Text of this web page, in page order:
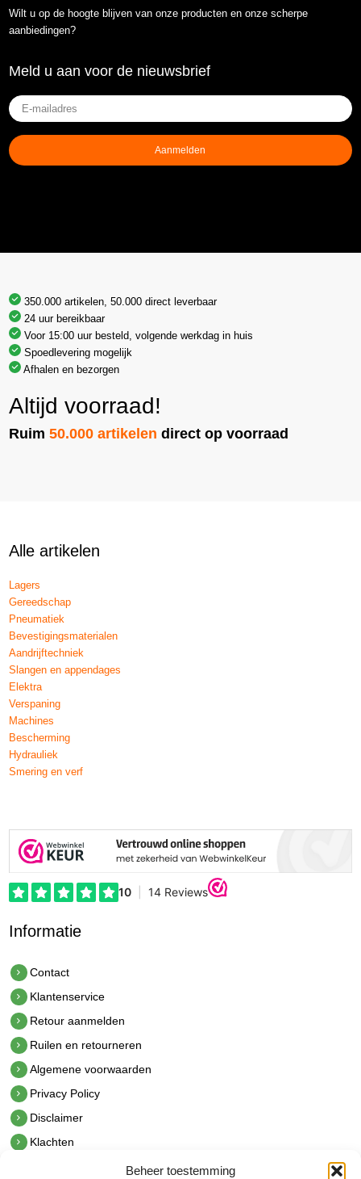
Beheer toestemming
Wilt u op de hoogte blijven van onze producten en onze scherpe
aanbiedingen?
Meld u aan voor de nieuwsbrief
E-
mailadres(Vereist)
Aanmelden
350.000 artikelen, 50.000 direct leverbaar
24 uur bereikbaar
Voor 15:00 uur besteld, volgende werkdag in huis
Spoedlevering mogelijk
Afhalen en bezorgen
Altijd voorraad!
Ruim50.000 artikelen direct op voorraad
Alle artikelen
Lagers
Gereedschap
Pneumatiek
Bevestigingsmaterialen
Aandrijftechniek
Slangen en appendages
Elektra
Verspaning
Machines
Bescherming
Hydrauliek
Smering en verf
Informatie
Contact
Klantenservice
Retour aanmelden
Ruilen en retourneren
Algemene voorwaarden
Privacy Policy
Disclaimer
Klachten